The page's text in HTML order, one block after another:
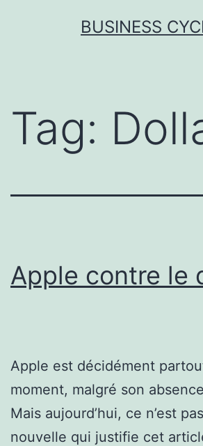
BUSINESS
Tag:
Apple contre le
Apple est décidément
moment, malgré son
Mais aujourd’hui, ce n’est
nouvelle qui justifie cet